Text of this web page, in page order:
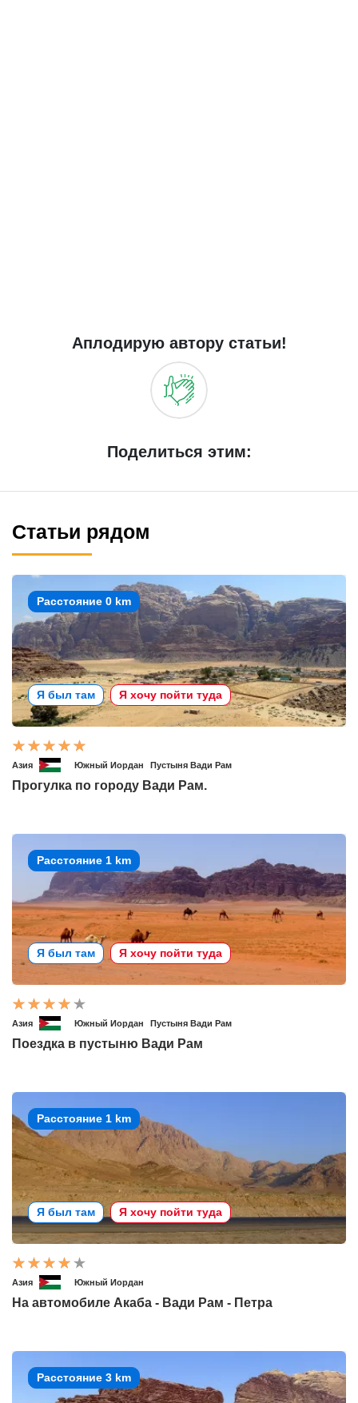
Аплодирую автору статьи!
Поделиться этим:
Статьи рядом
Расстояние 0 km
Я был там Я хочу пойти туда
Азия Южный Иордан Пустыня Вади Рам
Прогулка по городу Вади Рам.
Расстояние 1 km
Я был там Я хочу пойти туда
Азия Южный Иордан Пустыня Вади Рам
Поездка в пустыню Вади Рам
Расстояние 1 km
Я был там Я хочу пойти туда
Азия Южный Иордан
На автомобиле Акаба - Вади Рам - Петра
Расстояние 3 km